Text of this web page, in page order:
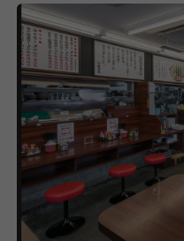
苦しい時期にも粘り強
は、こうしたお客さま
嬉しい声をさらに増や
し自己実現できる場所
は必ず実現させます。
て、これからの魁力屋
いできることを楽しみ